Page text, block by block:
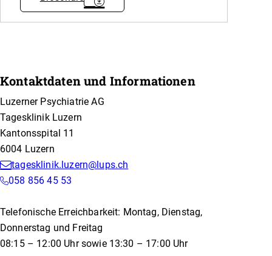
Kontaktdaten und Informationen
Luzerner Psychiatrie AG
Tagesklinik Luzern
Kantonsspital 11
6004 Luzern
tagesklinik.luzern@lups.ch
058 856 45 53
Telefonische Erreichbarkeit: Montag, Dienstag,
Donnerstag und Freitag
08:15 – 12:00 Uhr sowie 13:30 – 17:00 Uhr